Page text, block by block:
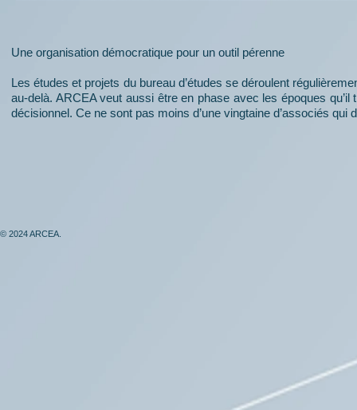
Une organisation démocratique pour un outil pérenne
Les études et projets du bureau d’études se déroulent
au-delà. ARCEA veut aussi être en phase avec les époques
décisionnel. Ce ne sont pas moins d’une vingtaine d’associés
© 2024 ARCEA.